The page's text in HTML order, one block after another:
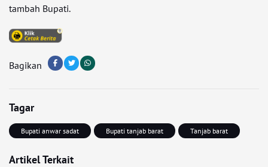
tambah Bupati.
Bagikan
Tagar
Bupati anwar sadat Bupati tanjab barat Tanjab barat
Artikel Terkait